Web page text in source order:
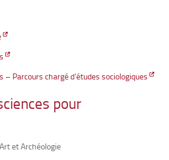
– Parcours chargé d’études sociologiques
pour
et Archéologie